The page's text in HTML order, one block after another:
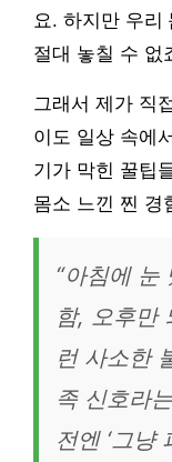
요. 하지만 우리
절대 놓칠 수 없
그래서 제가 직
이도 일상 속에
기가 막힌 꿀팁
몸소 느낀 찐 경
“아침에 눈
함, 오후만
런 사소한
족 신호라
전엔 ‘그냥